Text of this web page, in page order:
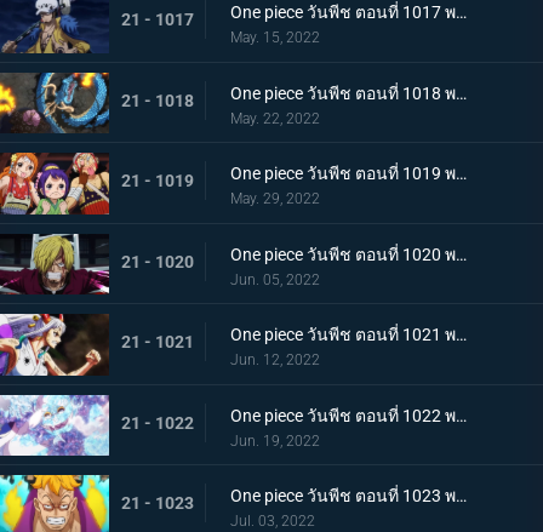
21 - 1017 One piece วันพีช ตอนที่ 1017 พากย์ไทย ออกท่าใหญ่ต่อเนื่อง! รุ่นที่เลวร้ายที่สุดโจมตีระห่ำ
May. 15, 2022
21 - 1018 One piece วันพีช ตอนที่ 1018 พากย์ไทย ไคโดหัวเราะ! สี่จักรพรรดิปะทะยุคสมัยใหม่
May. 22, 2022
21 - 1019 One piece วันพีช ตอนที่ 1019 พากย์ไทย แผนลับของโอทามะ! สุดยอดแผนการคิบิดังโกะ
May. 29, 2022
21 - 1020 One piece วันพีช ตอนที่ 1020 พากย์ไทย ซันจิตะโกนสุดเสียง! SOS ที่ดังก้องทั่วเกาะ
Jun. 05, 2022
21 - 1021 One piece วันพีช ตอนที่ 1021 พากย์ไทย สแพงค์แสนรุนแรง! ปัญหาเรื่องผู้หญิงของซันจิ
Jun. 12, 2022
21 - 1022 One piece วันพีช ตอนที่ 1022 พากย์ไทย ไม่นึกเสียใจ ลูฟี่กับลูกพี่สายสัมพันธ์ศิษย์อาจารย์
Jun. 19, 2022
21 - 1023 One piece วันพีช ตอนที่ 1023 พากย์ไทย เตรียมพร้อมเรียบร้อย! ช็อปเปอร์เฟจเนบูไลเซอร์
Jul. 03, 2022